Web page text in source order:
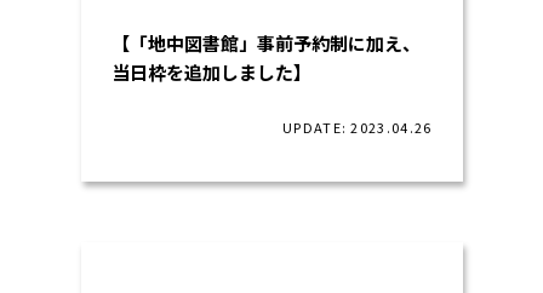
【「地中図書館」事前予約制に加え、
当日枠を追加しました】
UPDATE: 2023.04.26